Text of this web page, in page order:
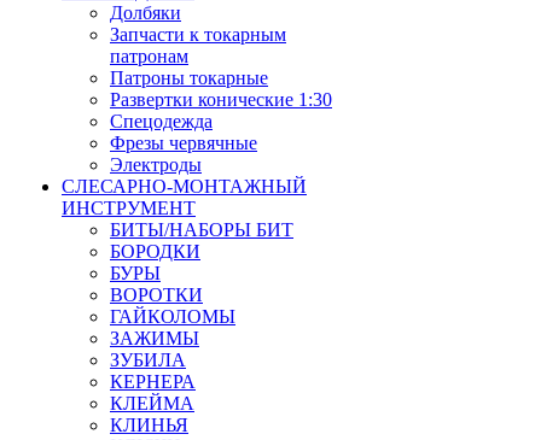
Долбяки
Запчасти к токарным
патронам
Патроны токарные
Развертки конические 1:30
Спецодежда
Фрезы червячные
Электроды
СЛЕСАРНО-МОНТАЖНЫЙ
ИНСТРУМЕНТ
БИТЫ/НАБОРЫ БИТ
БОРОДКИ
БУРЫ
ВОРОТКИ
ГАЙКОЛОМЫ
ЗАЖИМЫ
ЗУБИЛА
КЕРНЕРА
КЛЕЙМА
КЛИНЬЯ